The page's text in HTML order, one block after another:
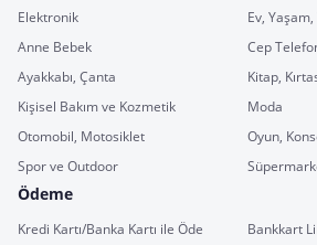
Elektronik
Ev,
Anne Bebek
Cep
Ayakkabı, Çanta
Kitap,
Kişisel Bakım ve Kozmetik
Moda
Otomobil, Motosiklet
Oyun,
Spor ve Outdoor
Ödeme
Kredi Kartı/Banka Kartı ile Öde
Bankkart